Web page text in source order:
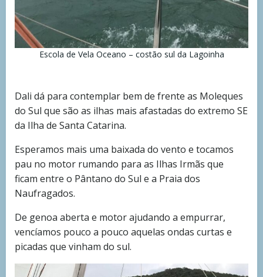
Escola de Vela Oceano – costão sul da Lagoinha
Dali dá para contemplar bem de frente as Moleques
do Sul que são as ilhas mais afastadas do extremo SE
da Ilha de Santa Catarina.
Esperamos mais uma baixada do vento e tocamos
pau no motor rumando para as Ilhas Irmãs que
ficam entre o Pântano do Sul e a Praia dos
Naufragados.
De genoa aberta e motor ajudando a empurrar,
vencíamos pouco a pouco aquelas ondas curtas e
picadas que vinham do sul.